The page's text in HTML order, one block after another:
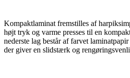
Kompaktlaminat fremstilles af
højt tryk og varme presses til en
nederste lag består af farvet
der giver en slidstærk og